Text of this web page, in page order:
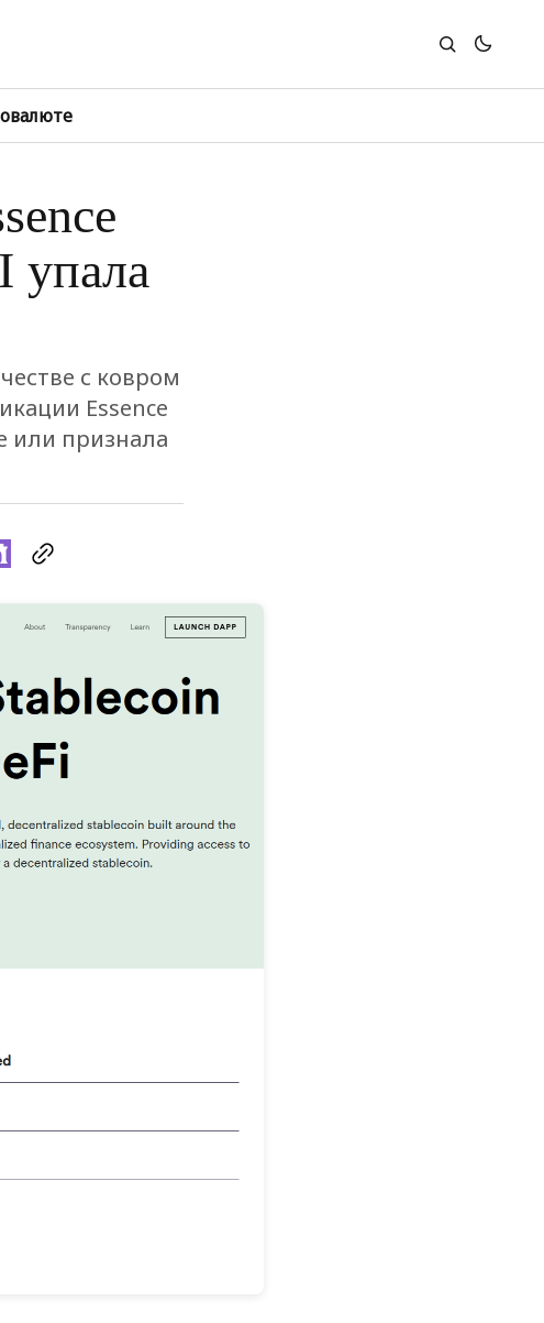
упала
с ковром
Essence
или признала